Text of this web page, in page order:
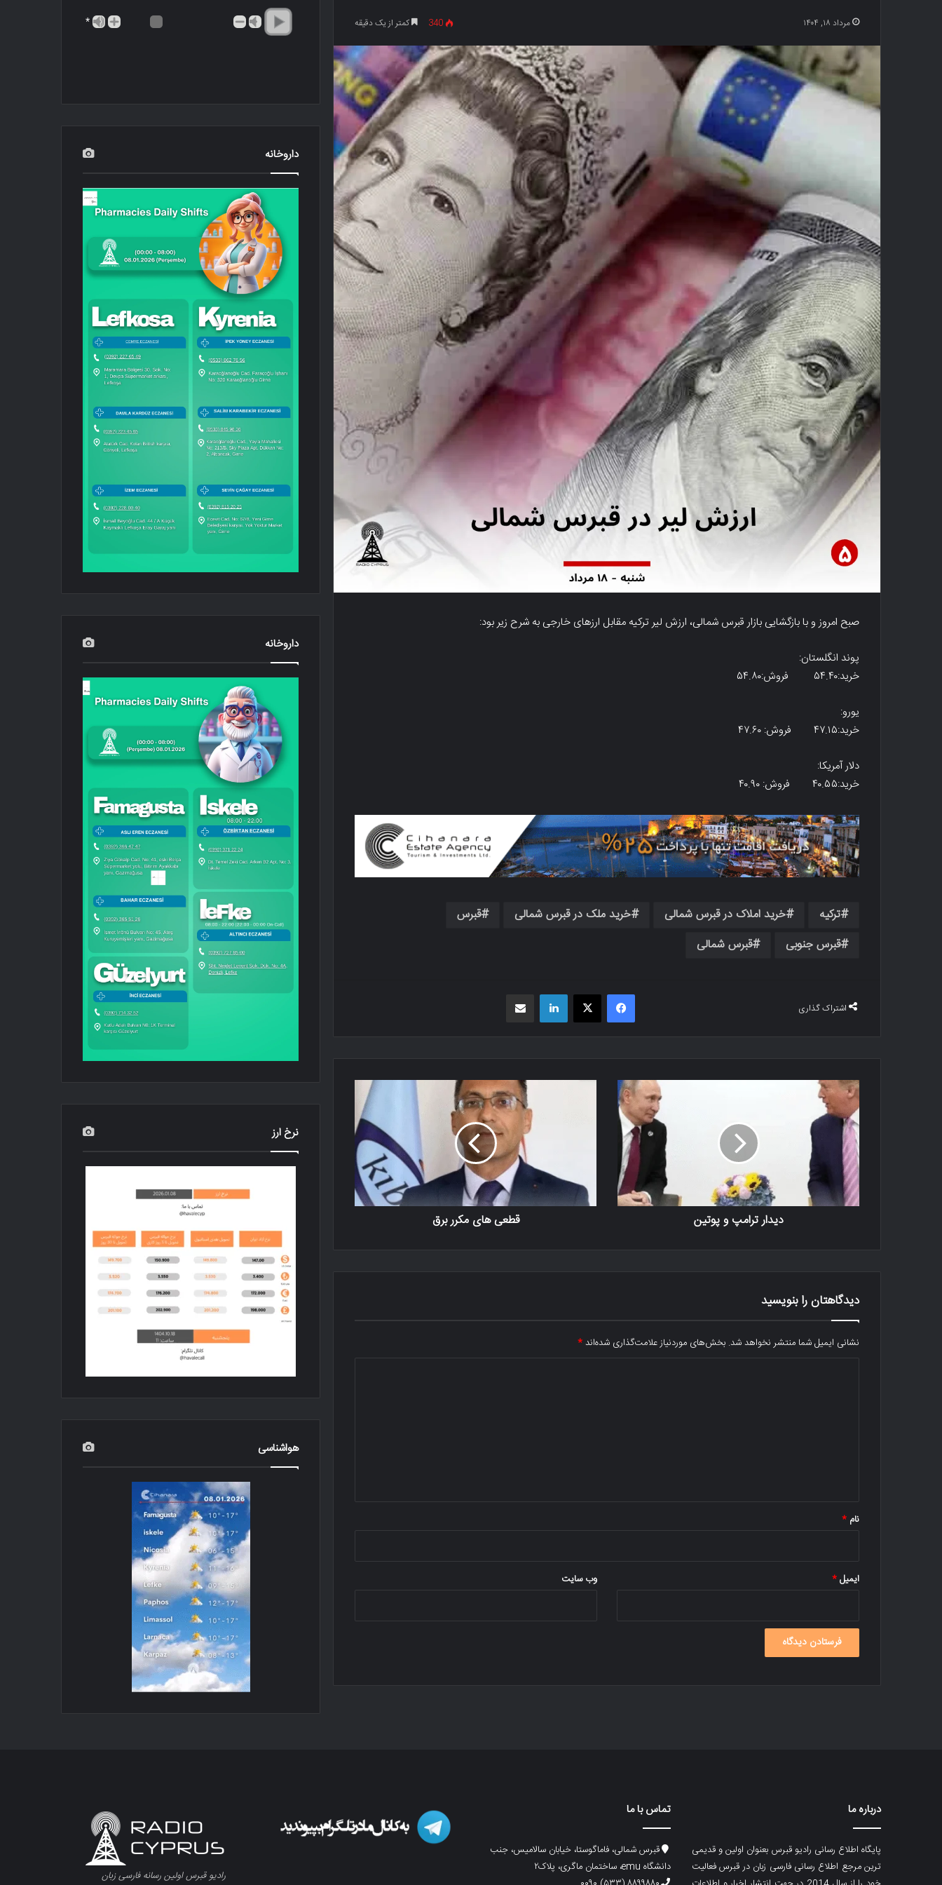
مرداد ۱۸, ۱۴۰۴ 340 کمتر از یک دقیقه
صبح امروز و با بازگشایی بازار قبرس شمالی، ارزش لیر ترکیه مقابل ارزهای خارجی به شرح زیر بود:
پوند انگلستان:
خرید:۵۴.۴۰ فروش:۵۴.۸۰
یورو:
خرید:۴۷.۱۵ فروش: ۴۷.۶۰
دلار آمریکا:
خرید:۴۰.۵۵ فروش: ۴۰.۹۰
ترکیه خرید املاک در قبرس شمالی خرید ملک در قبرس شمالی
قبرس
قبرس جنوبی
قبرس شمالی
اشتراک گذاری
فیسبوک X
دیدار ترامپ و پوتین قطعی های مکرر برق
دیدگاهتان را بنویسید
نشانی ایمیل شما منتشر نخواهد شد. بخش‌های موردنیاز علامت‌گذاری شده‌اند*
نام *
ایمیل* وب‌ سایت
*
داروخانه
داروخانه
نرخ ارز
هواشناسی
درباره ما
پایگاه اطلاع رسانی رادیو قبرس بعنوان اولین و قدیمی
ترین مرجع اطلاع رسانی فارسی زبان در قبرس فعالیت
تماس با ما
قبرس شمالی، فاماگوستا، خیابان سالامیس، جنب
دانشگاه emu، ساختمان ماگری، پلاک۲
رادیو قبرس اولین رسانه فارسی زبان